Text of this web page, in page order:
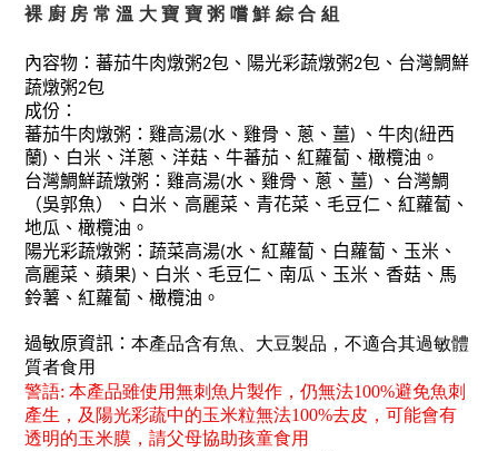
裸廚房常溫大寶寶粥嚐鮮綜合組
內容物 ：蕃茄牛肉燉粥2包、陽光彩蔬燉粥2包、台灣鯛鮮
蔬燉粥2包
成份 ：
蕃茄牛肉燉粥： 雞高湯(水、雞骨、蔥、薑) 、牛肉(紐西
蘭) 、白米、洋蔥、洋菇、牛蕃茄、紅蘿蔔、橄欖油。
台灣鯛鮮蔬燉粥： 雞高湯(水、雞骨、蔥、薑)
、台灣鯛
（吳郭魚）、白米、高麗菜、青花菜、毛豆仁、紅蘿蔔、
地瓜、橄欖油。
陽光彩蔬燉粥： 蔬菜高湯(水、紅蘿蔔、白蘿蔔、玉米、
高麗菜、蘋果) 、白米、毛豆仁、南瓜、玉米、香菇、馬
鈴薯、紅蘿蔔、橄欖油。
過敏原資訊： 本產品含有魚、大豆製品，不適合其過敏體
質者食用
警語: 本產品雖使用無刺魚片製作 ，仍無法100%避免魚刺
產生 ，及陽光彩蔬中的玉米粒無法100%去皮 ，可能會有
透明的玉米膜 ，請父母協助孩童食用